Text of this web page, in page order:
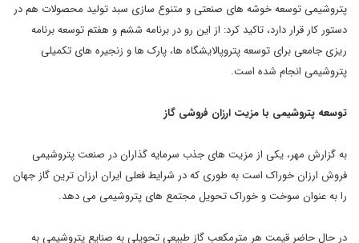
پتروشیمی توسعه خوشه های صنعتی و متنوع سازی سبد تولید محصولات هم در
دستور کار قرار دارد، تاکید کرد: از این رو در برنامه ششم و هفتم توسعه برنامه
ریزی جامعی برای توسعه پتروپالایشگاه ها، پارک ها و زنجیره های تکمیلی
پتروشیمی انجام شده است.
توسعه پتروشیمی با مزیت ارزان فروشی گاز
به گزارش مهر، یکی از مزیت های جذب سرمایه گذاران در صنعت پتروشیمی
فروش ارزان خوراک است به طوری که در شرایط فعلی ایران ارزان ترین گاز جهان
را به عنوان سوخت و خوراک تحویل مجتمع های پتروشیمی می دهد.
در حال حاضر قیمت هر مترمکعب گاز طبیعی تحویلی به صنایع پتروشیمی به